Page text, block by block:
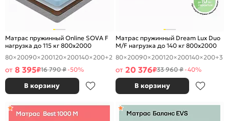
Матрас пружинный Online SOVA F
нагрузка до 115 кг 800x2000
80×20090×200120×200140×200+2
от 8 395₽16 790 ₽-50%
В корзину
Матрас пружинный Dream Lux Duo
M/F нагрузка до 140 кг 800x2000
80×20090×200120×200140×200+3
от 20 376₽33 960 ₽-40%
В корзину